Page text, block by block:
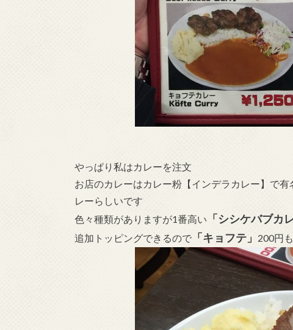
やっぱり私はカレーを注文
お店のカレーはカレー粉【インデラカレー】で
レーらしいです
色々種類がありますが1番高い 「シシケバブカ
追加トッピングできるので 「キョフテ」 200円